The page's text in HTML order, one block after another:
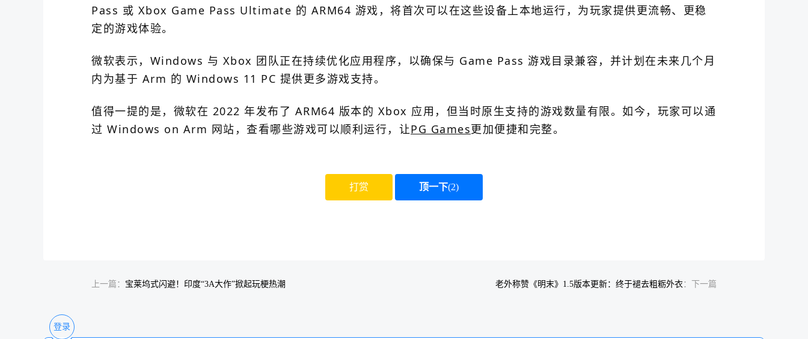
Pass 或 Xbox Game Pass Ultimate 的 ARM64 游戏，将首次可以在这些设备上本地运行，为玩家提供更流畅、更稳
定的游戏体验。
微软表示，Windows 与 Xbox 团队正在持续优化应用程序，以确保与 Game Pass 游戏目录兼容，并计划在未来几个月
内为基于 Arm 的 Windows 11 PC 提供更多游戏支持。
值得一提的是，微软在 2022 年发布了 ARM64 版本的 Xbox 应用，但当时原生支持的游戏数量有限。如今，玩家可以通
过 Windows on Arm 网站，查看哪些游戏可以顺利运行，让PG Games更加便捷和完整。
打赏 顶一下(2)
上一篇： 宝莱坞式闪避！印度“3A大作”掀起玩梗热潮 老外称赞《明末》1.5版本更新：终于褪去粗粝外衣：下一篇
登录